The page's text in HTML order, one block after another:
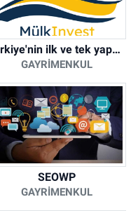
Türkiye'nin ilk ve tek yapay zeka destekli arsa ilan platformu
GAYRIMENKUL
SEOWP
GAYRIMENKUL